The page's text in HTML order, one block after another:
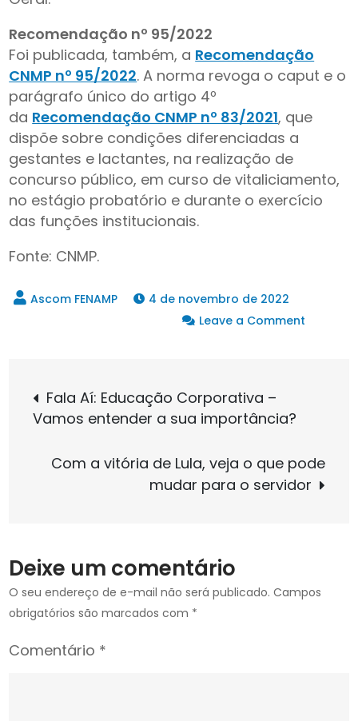
Recomendação nº 95/2022
Foi publicada, também, a Recomendação
CNMP nº 95/2022. A norma revoga o caput e o
parágrafo único do artigo 4º
da Recomendação CNMP nº 83/2021, que
dispõe sobre condições diferenciadas a
gestantes e lactantes, na realização de
concurso público, em curso de vitaliciamento,
no estágio probatório e durante o exercício
das funções institucionais.
Fonte: CNMP.
4 de novembro de 2022
Leave a Comment
de
trabalho
Navegação
de
Post
Fala Aí: Educação Corporativa –
Vamos entender a sua importância?
Com a vitória de Lula, veja o que pode
mudar para o servidor
Deixe um comentário
O seu endereço de e-mail não será publicado. Campos
obrigatórios são marcados com *
Comentário *